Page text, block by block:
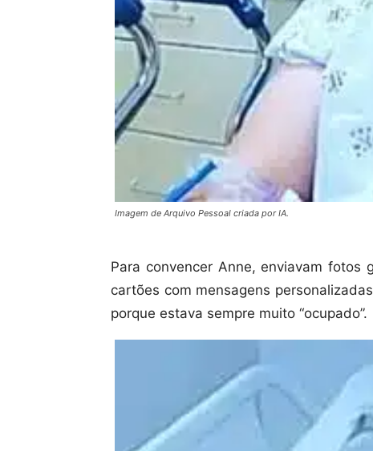
Imagem de Arquivo Pessoal criada por IA.
Para convencer Anne, enviavam
cartões com mensagens
porque estava sempre muito “ocupado”.